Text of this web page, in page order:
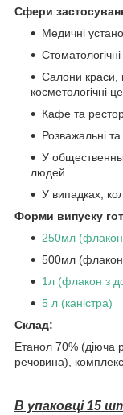
Сфери
Медичні
Стоматологічні
Салони краси,
косметологічні
Кафе та
Розважальні
У
людей
У випадках,
Форми випуску
250мл
500мл
1л (флакон з
5 л (каністра)
Склад:
Етанол 70% (діюча
речовина),
В упаковці 15